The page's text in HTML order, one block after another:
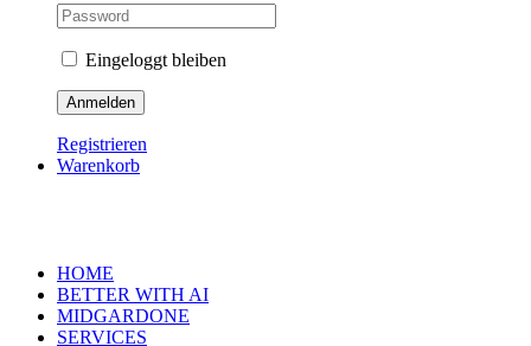
Eingeloggt bleiben
Registrieren
Warenkorb
HOME
BETTER WITH AI
MIDGARDONE
SERVICES